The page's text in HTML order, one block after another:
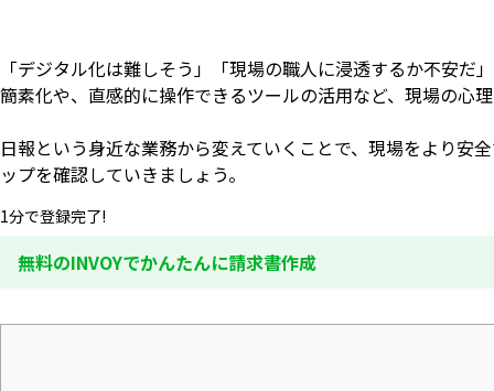
「デジタル化は難しそう」「現場の職人に浸透するか不安
簡素化や、直感的に操作できるツールの活用など、現場の心
日報という身近な業務から変えていくことで、現場をより安
ップを確認していきましょう。
1分で登録完了!
無料のINVOYでかんたんに請求書作成